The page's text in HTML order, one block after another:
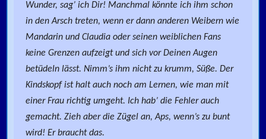
Wunder, sag’ ich Dir! Manchmal könnte ich ihm schon
in den Arsch treten, wenn er dann anderen Weibern wie
Mandarin und Claudia oder seinen weiblichen Fans
keine Grenzen aufzeigt und sich vor Deinen Augen
betüdeln lässt. Nimm’s ihm nicht zu krumm, Süße. Der
Kindskopf ist halt auch noch am Lernen, wie man mit
einer Frau richtig umgeht. Ich hab’ die Fehler auch
gemacht. Zieh aber die Zügel an, Aps, wenn’s zu bunt
wird! Er braucht das.